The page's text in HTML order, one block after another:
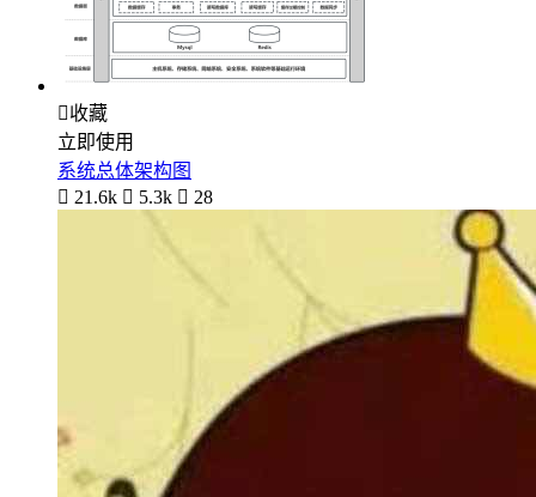
收藏
立即使用
系统总体架构图
 21.6k  5.3k  28